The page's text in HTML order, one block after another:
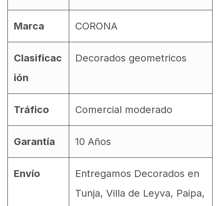
Marca CORONA
Clasificac
ión
Decorados geometricos
Tráfico Comercial moderado
Garantía 10 Años
Envío
Entregamos Decorados en
Tunja, Villa de Leyva, Paipa,